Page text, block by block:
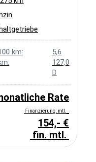
km:
5,6
127,0
D
Rate
Finanzierung: mtl.
154,- €
fin. mtl.